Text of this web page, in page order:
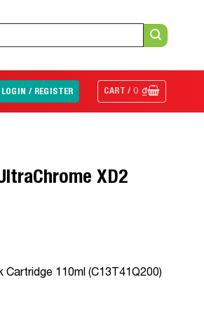
LOGIN / REGISTER CART /0₫
XD2
Cartridge 110ml (C13T41Q200)